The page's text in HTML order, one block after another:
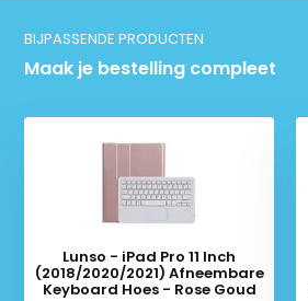
BIJPASSENDE PRODUCTEN
Maak je bestelling compleet
Lunso - iPad Pro 11 Inch
(2018/2020/2021) Afneembare
Keyboard Hoes - Rose Goud